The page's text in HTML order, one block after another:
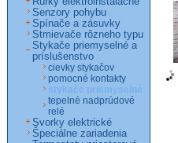
Senzory pohybu
Spínače a zásuvky
Stmievače rôzneho typu
Stykače priemyselné a
príslušenstvo
cievky stykačov
pomocné kontakty
stykače priemyselné
tepelné nadprúdové
relé
Svorky elektrické
Špeciálne zariadenia